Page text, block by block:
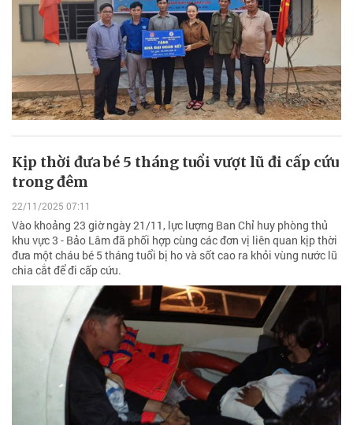
Kịp thời đưa bé 5 tháng tuổi vượt lũ đi cấp cứu
trong đêm
22/11/2025 07:11
Vào khoảng 23 giờ ngày 21/11, lực lượng Ban Chỉ huy phòng thủ
khu vực 3 - Bảo Lâm đã phối hợp cùng các đơn vị liên quan kịp thời
đưa một cháu bé 5 tháng tuổi bị ho và sốt cao ra khỏi vùng nước lũ
chia cắt để đi cấp cứu.